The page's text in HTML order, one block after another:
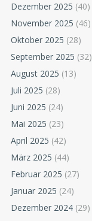
Dezember 2025 (40)
November 2025 (46)
Oktober 2025 (28)
September 2025 (32)
August 2025 (13)
Juli 2025 (28)
Juni 2025 (24)
Mai 2025 (23)
April 2025 (42)
März 2025 (44)
Februar 2025 (27)
Januar 2025 (24)
Dezember 2024 (29)